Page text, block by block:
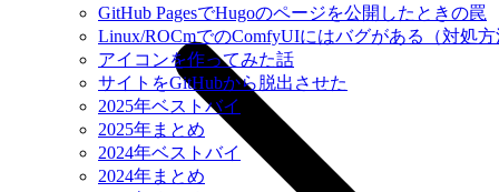
GitHub PagesでHugoのページを公開したときの罠
Linux/ROCmでのComfyUIにはバグがある（対処
アイコンを作ってみた話
サイトをGitHubから脱出させた
2025年ベストバイ
2025年まとめ
2024年ベストバイ
2024年まとめ